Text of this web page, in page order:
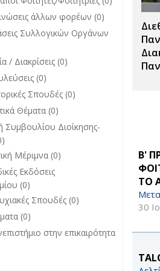
Β'
ΤΟ
30
άλλων φορέων (0)
Συλλογικών Οργάνων
/ Διακρίσεις (0)
(0)
Σπουδές (0)
Θέματα (0)
Συμβουλίου Διοίκησης-
Μέριμνα (0)
Εκδόσεις
(0)
Σπουδές (0)
(0)
στην επικαιρότητα